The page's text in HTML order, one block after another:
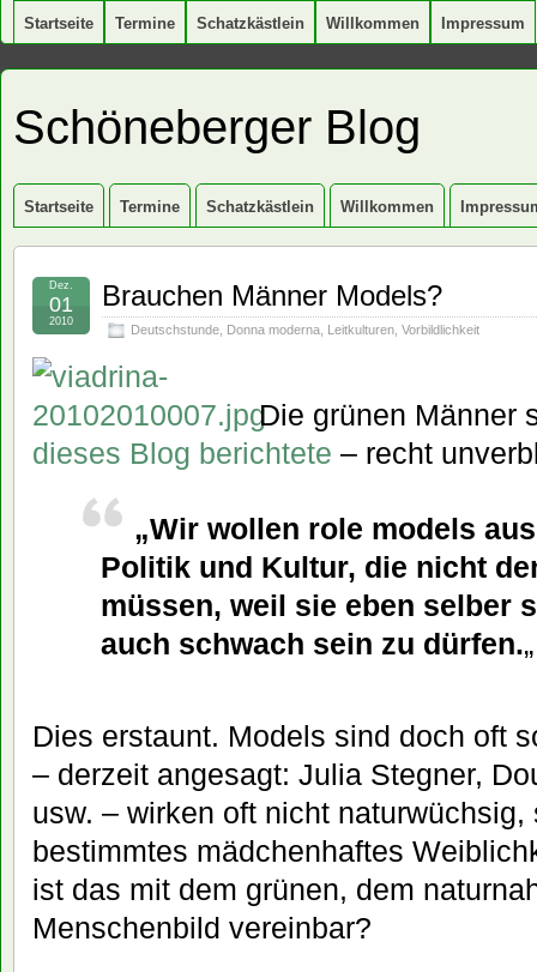
Startseite Termine Schatzkästlein Willkommen Impressum
Schöneberger Blog
Startseite Termine Schatzkästlein Willkommen
Brauchen Männer Models?
Deutschstunde Donna moderna Leitkulturen Vorbildlichkeit
Dez.
01
2010
Die grünen Männer
dieses Blog berichtete – recht
„Wir wollen role models
Politik und Kultur, die nicht
müssen, weil sie eben selber
auch schwach sein zu dürfen.„
Dies erstaunt. Models sind doch oft
– derzeit angesagt: Julia Stegner,
usw. – wirken oft nicht naturwüchsig,
bestimmtes mädchenhaftes
ist das mit dem grünen, dem
Menschenbild vereinbar?